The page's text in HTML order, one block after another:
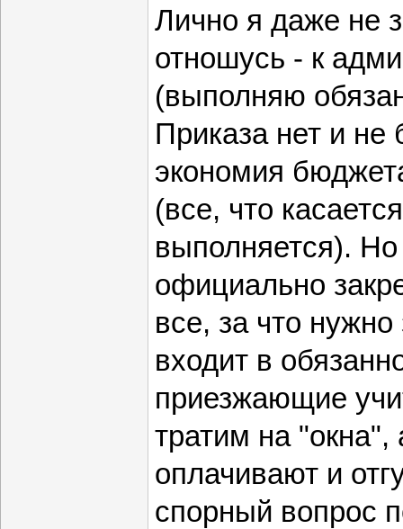
Лично я даже не
отношусь - к
(выполняю
Приказа нет и не
экономия
(все, что
выполняется).
официально
все, за что нужно
входит в
приезжающие
тратим на "окна",
оплачивают и
спорный вопрос